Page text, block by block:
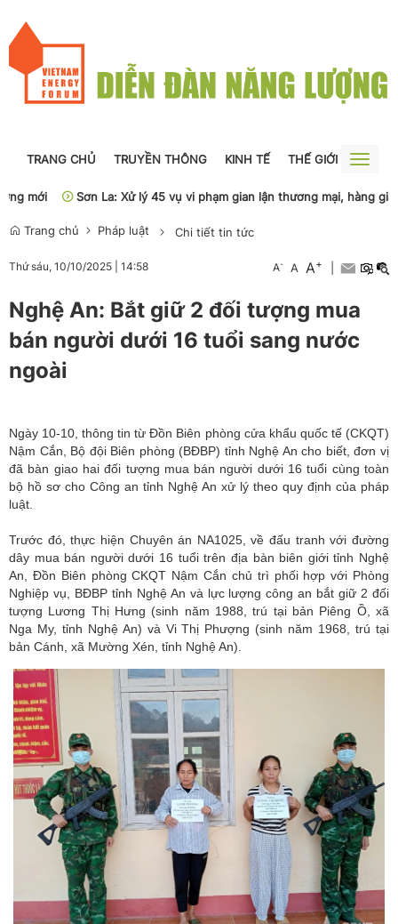
TRANG CHỦ TRUYỀN THÔNG KINH TẾ THẾ GIỚI
Toggle
mới
Sơn La: Xử lý 45 vụ vi phạm gian lận thương mại, hàng giả
Trang chủ Pháp luật Chi tiết tin tức
Thứ sáu, 10/10/2025 14:58 A- A A+
Nghệ An: Bắt giữ 2 đối tượng mua
bán người dưới 16 tuổi sang nước
ngoài
Ngày 10-10, thông tin từ Đồn Biên phòng cửa khẩu quốc tế (CKQT)
Nậm Cắn, Bộ đội Biên phòng (BĐBP) tỉnh Nghệ An cho biết, đơn vị
đã bàn giao hai đối tượng mua bán người dưới 16 tuổi cùng toàn
bộ hồ sơ cho Công an tỉnh Nghệ An xử lý theo quy định của pháp
luật.
Trước đó, thực hiện Chuyên án NA1025, về đấu tranh với đường
dây mua bán người dưới 16 tuổi trên địa bàn biên giới tỉnh Nghệ
An, Đồn Biên phòng CKQT Nậm Cắn chủ trì phối hợp với Phòng
Nghiệp vụ, BĐBP tỉnh Nghệ An và lực lượng công an bắt giữ 2 đối
tượng Lương Thị Hưng (sinh năm 1988, trú tại bản Piêng Ồ, xã
Nga My, tỉnh Nghệ An) và Vi Thị Phượng (sinh năm 1968, trú tại
bản Cánh, xã Mường Xén, tỉnh Nghệ An).